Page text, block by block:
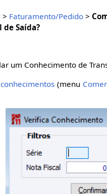
> Faturamento/Pedido >
de Saída?
um Conhecimento de
(menu